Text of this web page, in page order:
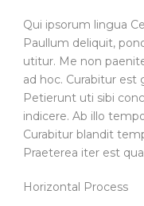
Qui ipsorum lingua
Paullum deliquit,
utitur. Me non
ad hoc. Curabitur est
Petierunt uti sibi
indicere. Ab illo
Curabitur blandit
Praeterea iter est
Horizontal Process